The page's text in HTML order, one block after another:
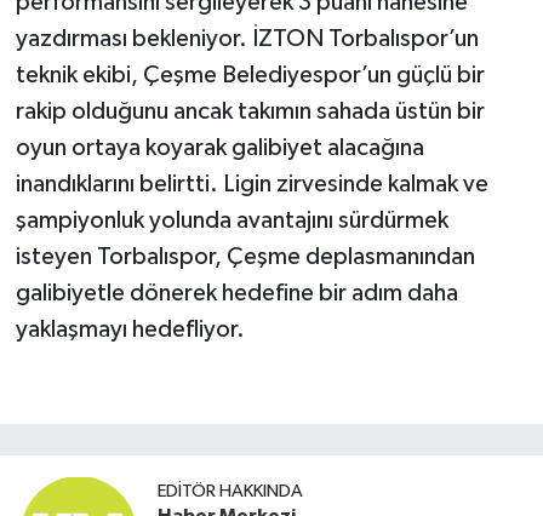
yazdırması bekleniyor. İZTON Torbalıspor’un
teknik ekibi, Çeşme Belediyespor’un güçlü bir
rakip olduğunu ancak takımın sahada üstün bir
oyun ortaya koyarak galibiyet alacağına
inandıklarını belirtti. Ligin zirvesinde kalmak ve
şampiyonluk yolunda avantajını sürdürmek
isteyen Torbalıspor, Çeşme deplasmanından
galibiyetle dönerek hedefine bir adım daha
yaklaşmayı hedefliyor.
EDITÖR HAKKINDA